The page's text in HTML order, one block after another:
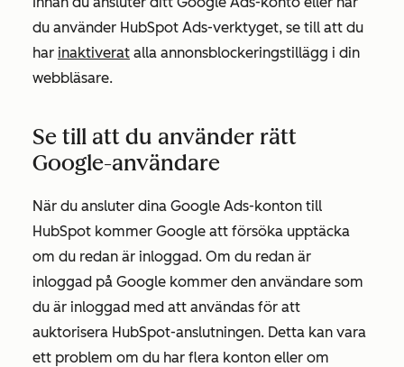
du använder HubSpot Ads-verktyget, se till att du
har inaktiverat alla annonsblockeringstillägg i din
webbläsare.
Se till att du använder rätt
Google-användare
När du ansluter dina Google Ads-konton till
HubSpot kommer Google att försöka upptäcka
om du redan är inloggad. Om du redan är
inloggad på Google kommer den användare som
du är inloggad med att användas för att
auktorisera HubSpot-anslutningen. Detta kan vara
ett problem om du har flera konton eller om